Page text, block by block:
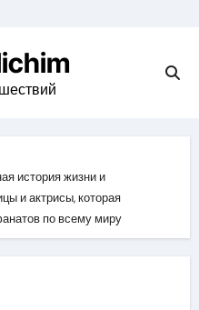
история жизни и
и актрисы, которая
по всему миру